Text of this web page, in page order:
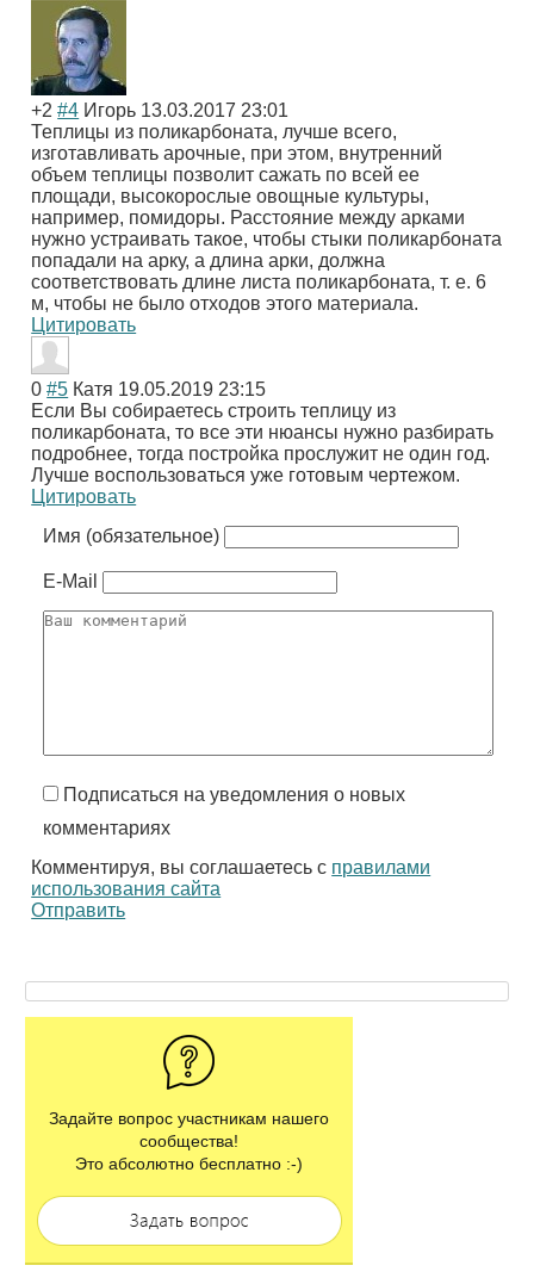
+2 #4 Игорь 13.03.2017 23:01
Теплицы из поликарбоната, лучше всего,
изготавливать арочные, при этом, внутренний
объем теплицы позволит сажать по всей ее
площади, высокорослые овощные культуры,
например, помидоры. Расстояние между арками
нужно устраивать такое, чтобы стыки поликарбоната
попадали на арку, а длина арки, должна
соответствовать длине листа поликарбоната, т. е. 6
м, чтобы не было отходов этого материала.
Цитировать
0 #5 Катя 19.05.2019 23:15
Если Вы собираетесь строить теплицу из
поликарбоната, то все эти нюансы нужно разбирать
подробнее, тогда постройка прослужит не один год.
Лучше воспользоваться уже готовым чертежом.
Цитировать
Имя (обязательное)
E-Mail
Подписаться на уведомления о новых
комментариях
Комментируя, вы соглашаетесь с правилами
использования сайта
Отправить
Задайте вопрос участникам нашего
сообщества!
Это абсолютно бесплатно :-)